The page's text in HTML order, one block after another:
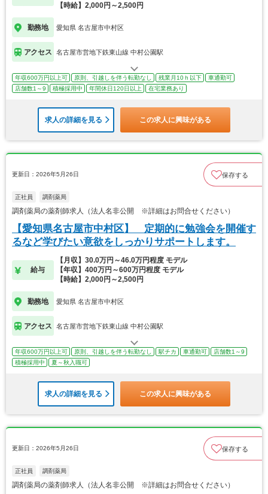
【時給】2,000円～2,500円
勤務地 愛知県 名古屋市中村区
アクセス 名古屋市営地下鉄東山線 中村公園駅
年収600万円以上可 原則、引越しを伴う転勤なし 残業月10ｈ以下
車通勤可
店舗数1～9
積極採用中 年間休日120日以上 在宅業務あり
求人の詳細を見る この求人に興味がある
更新日：2026年5月26日 保存する
正社員 調剤薬局
調剤薬局の薬剤師求人（法人名非公開 ※詳細はお問合せください）
【愛知県名古屋市中村区】 定期的に勉強会を開催す
るなど学びたい意欲をしっかりサポートします。
給与
【月収】30.0万円～46.0万円程度 モデル
【年収】400万円～600万円程度 モデル
【時給】2,000円～2,500円
勤務地 愛知県 名古屋市中村区
アクセス 名古屋市営地下鉄東山線 中村公園駅
年収600万円以上可 原則、引越しを伴う転勤なし 駅チカ 車通勤可
店舗数1～9
積極採用中
夏～秋入職可
求人の詳細を見る この求人に興味がある
更新日：2026年5月26日 保存する
正社員 調剤薬局
調剤薬局の薬剤師求人（法人名非公開 ※詳細はお問合せください）